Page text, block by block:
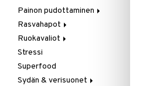
Seksi & halu
Magnesium
Multivitamiinit
Muut
Rauta
Seleeni
Sinkki
Muut
Raskaus & imetys
Ravintolisät
Seksi & halu
Vaihdevuodet & PMS
Virtsatie
Ravintolisät
Ulkoisesti käytettävät
Painon pudottaminen
Aterian korvaaminen
Muut
Omenasiideriviinietikka
Paasto
Patukat
Rasvahapot
Meren rasvahapot
Veg resvahapot
Ruokavaliot
Gluteeni-intoleranssi
LCHF
Raw Food
Stressi
Superfood
Sydän & verisuonet